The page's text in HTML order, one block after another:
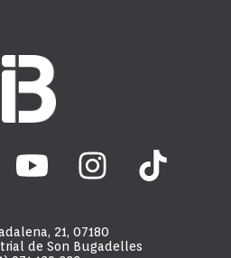
21, 07180
de Son Bugadelles